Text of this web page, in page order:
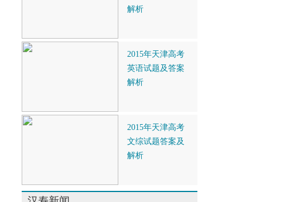
解析
2015年天津高考
英语试题及答案
解析
2015年天津高考
文综试题答案及
解析